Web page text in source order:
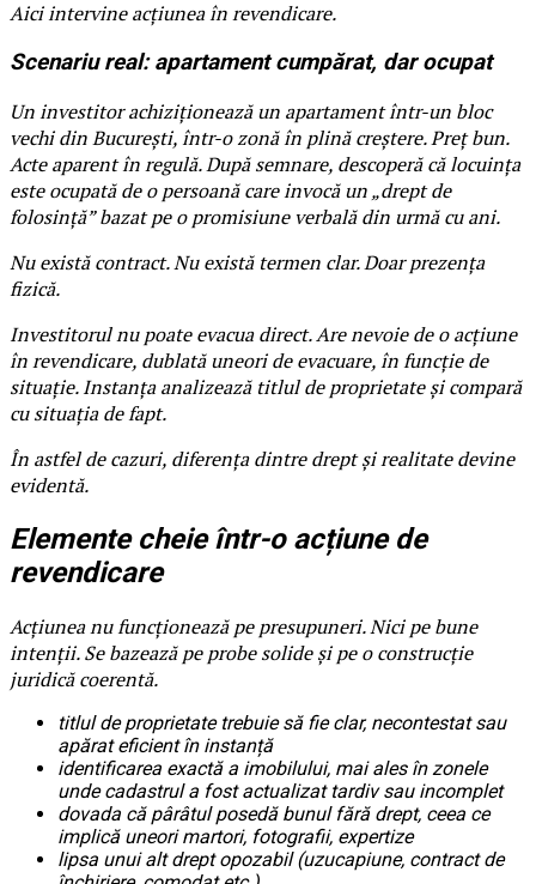
Aici intervine acțiunea în revendicare.
Scenariu real: apartament cumpărat, dar ocupat
Un investitor achiziționează un apartament într-un bloc
vechi din București, într-o zonă în plină creștere. Preț bun.
Acte aparent în regulă. După semnare, descoperă că locuința
este ocupată de o persoană care invocă un „drept de
folosință” bazat pe o promisiune verbală din urmă cu ani.
Nu există contract. Nu există termen clar. Doar prezența
fizică.
Investitorul nu poate evacua direct. Are nevoie de o acțiune
în revendicare, dublată uneori de evacuare, în funcție de
situație. Instanța analizează titlul de proprietate și compară
cu situația de fapt.
În astfel de cazuri, diferența dintre drept și realitate devine
evidentă.
Elemente cheie într-o acțiune de
revendicare
Acțiunea nu funcționează pe presupuneri. Nici pe bune
intenții. Se bazează pe probe solide și pe o construcție
juridică coerentă.
titlul de proprietate trebuie să fie clar, necontestat sau
apărat eficient în instanță
identificarea exactă a imobilului, mai ales în zonele
unde cadastrul a fost actualizat tardiv sau incomplet
dovada că pârâtul posedă bunul fără drept, ceea ce
implică uneori martori, fotografii, expertize
lipsa unui alt drept opozabil (uzucapiune, contract de